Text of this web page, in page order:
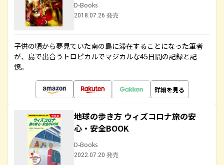
D-Books
2018.07.26 発売
子供の頃から夢見ていた南の島に滞在することになった筆者
が、島で出合うトロピカルでマジカルな45日間の記録と記
憶。
詳細を見る
地球の歩き方 ウィズコロナ旅の安
心・安全BOOK
D-Books
2022.07.20 発売